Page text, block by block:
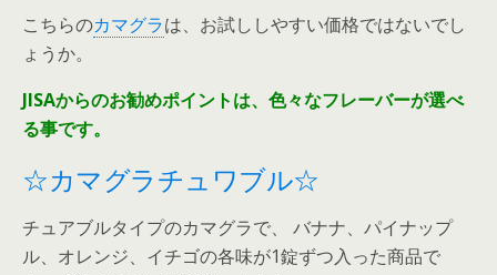
こちらのカマグラは、お試ししやすい価格ではないでし
ょうか。
JISAからのお勧めポイントは、色々なフレーバーが選べ
る事です。
☆カマグラチュワブル☆
チュアブルタイプのカマグラで、 バナナ、パイナップ
ル、オレンジ、イチゴの各味が1錠ずつ入った商品で